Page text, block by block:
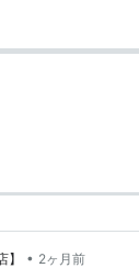
• 2ヶ月前